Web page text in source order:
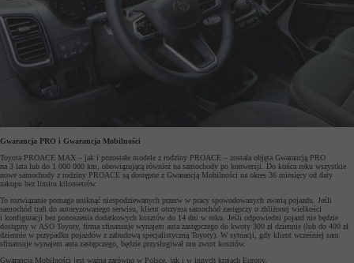
Gwarancja PRO i Gwarancja Mobilności
Toyota PROACE MAX – jak i pozostałe modele z rodziny PROACE – została objęta Gwarancją PRO
na 3 lata lub do 1 000 000 km, obowiązującą również na samochody po konwersji. Do końca roku wszystkie
nowe samochody z rodziny PROACE są dostępne z Gwarancją Mobilności na okres 36 miesięcy od daty
zakupu bez limitu kilometrów.
To rozwiązanie pomaga uniknąć niespodziewanych przerw w pracy spowodowanych awarią pojazdu. Jeśli
samochód trafi do autoryzowanego serwisu, klient otrzyma samochód zastępczy o zbliżonej wielkości
i konfiguracji bez ponoszenia dodatkowych kosztów do 14 dni w roku. Jeśli odpowiedni pojazd nie będzie
dostępny w ASO Toyoty, firma sfinansuje wynajem auta zastępczego do kwoty 300 zł dziennie (lub do 400 zł
dziennie w przypadku pojazdów z zabudową specjalistyczną Toyoty). W sytuacji, gdy klient wcześniej sam
sfinansuje wynajem auta zastępczego, będzie przysługiwał mu zwrot kosztów.
Gwarancja Mobilności jest ważna zarówno w Polsce, jak i w innych krajach Europy.